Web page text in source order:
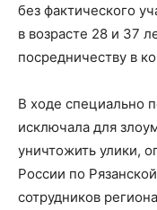
без фактического
в возрасте 28 и 37
посредничеству в
В ходе специально
исключала для
уничтожить улики,
России по
сотрудников